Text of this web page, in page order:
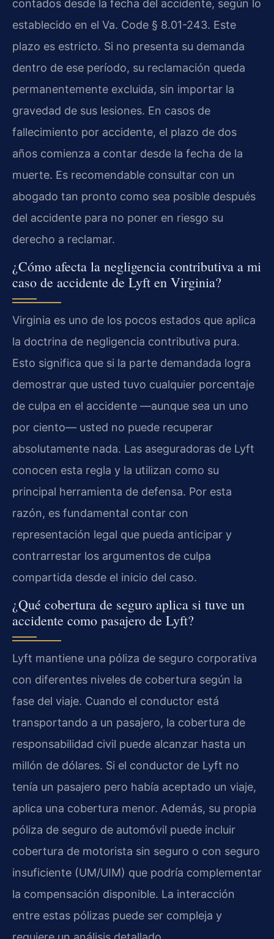
contados desde la fecha del accidente, según lo
establecido en el Va. Code § 8.01-243. Este
plazo es estricto. Si no presenta su demanda
dentro de ese período, su reclamación queda
permanentemente excluida, sin importar la
gravedad de sus lesiones. En casos de
fallecimiento por accidente, el plazo de dos
años comienza a contar desde la fecha de la
muerte. Es recomendable consultar con un
abogado tan pronto como sea posible después
del accidente para no poner en riesgo su
derecho a reclamar.
¿Cómo afecta la negligencia contributiva a mi
caso de accidente de Lyft en Virginia?
Virginia es uno de los pocos estados que aplica
la doctrina de negligencia contributiva pura.
Esto significa que si la parte demandada logra
demostrar que usted tuvo cualquier porcentaje
de culpa en el accidente —aunque sea un uno
por ciento— usted no puede recuperar
absolutamente nada. Las aseguradoras de Lyft
conocen esta regla y la utilizan como su
principal herramienta de defensa. Por esta
razón, es fundamental contar con
representación legal que pueda anticipar y
contrarrestar los argumentos de culpa
compartida desde el inicio del caso.
¿Qué cobertura de seguro aplica si tuve un
accidente como pasajero de Lyft?
Lyft mantiene una póliza de seguro corporativa
con diferentes niveles de cobertura según la
fase del viaje. Cuando el conductor está
transportando a un pasajero, la cobertura de
responsabilidad civil puede alcanzar hasta un
millón de dólares. Si el conductor de Lyft no
tenía un pasajero pero había aceptado un viaje,
aplica una cobertura menor. Además, su propia
póliza de seguro de automóvil puede incluir
cobertura de motorista sin seguro o con seguro
insuficiente (UM/UIM) que podría complementar
la compensación disponible. La interacción
entre estas pólizas puede ser compleja y